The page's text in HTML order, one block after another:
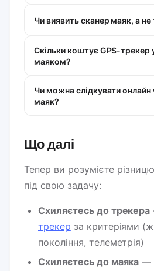
Чи виявить сканер маяк, а не
Скільки коштує GPS-трекер
маяком?
Чи можна слідкувати онлайн
маяк?
Що далі
Тепер ви розумієте
під свою задачу:
Схиляєтесь до трекера
трекер за критеріями
покоління, телеметрія)
Схиляєтесь до маяка —